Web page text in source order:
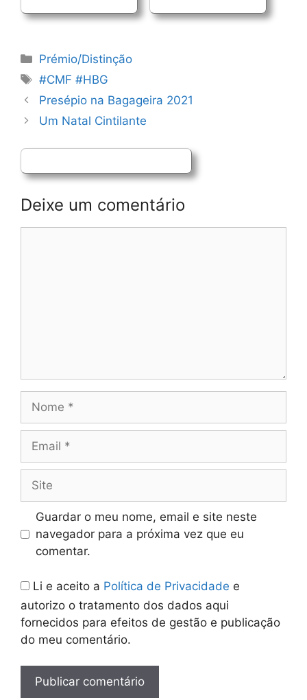
Categorias
Prémio/Distinção
Etiquetas
#CMF #HBG
Navegação
de
Presépio na Bagageira 2021
Um Natal Cintilante
Deixe um comentário
Nome
Email
Site
Guardar o meu nome, email e site neste
navegador para a próxima vez que eu
comentar.
Li e aceito a Política de Privacidade e
autorizo o tratamento dos dados aqui
fornecidos para efeitos de gestão e publicação
do meu comentário.